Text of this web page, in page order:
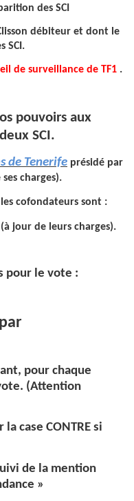
des SCI
débiteur et dont le
SCI.
de surveillance de TF1 .
pouvoirs aux
SCI.
de Tenerife présidé par
charges).
cofondateurs sont :
jour de leurs charges).
pour le vote :
pour chaque
(Attention
case CONTRE si
de la mention
»